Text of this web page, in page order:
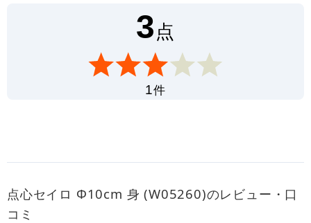
3点
1件
点心セイロ Φ10cm 身 (W05260)のレビュー・口
コミ